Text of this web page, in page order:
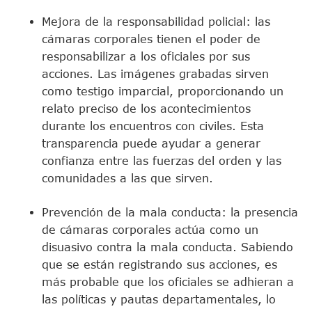
Mejora de la responsabilidad policial: las
cámaras corporales tienen el poder de
responsabilizar a los oficiales por sus
acciones. Las imágenes grabadas sirven
como testigo imparcial, proporcionando un
relato preciso de los acontecimientos
durante los encuentros con civiles. Esta
transparencia puede ayudar a generar
confianza entre las fuerzas del orden y las
comunidades a las que sirven.
Prevención de la mala conducta: la presencia
de cámaras corporales actúa como un
disuasivo contra la mala conducta. Sabiendo
que se están registrando sus acciones, es
más probable que los oficiales se adhieran a
las políticas y pautas departamentales, lo